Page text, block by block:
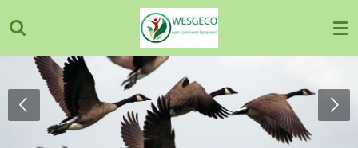
direct
naar
hoofdinhoud